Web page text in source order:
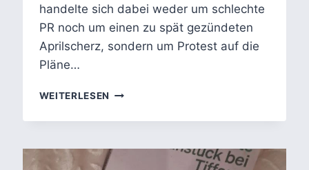
handelte sich dabei weder um schlechte
PR noch um einen zu spät gezündeten
Aprilscherz, sondern um Protest auf die
Pläne…
WEITERLESEN DAS
–
SCHOETERS‘